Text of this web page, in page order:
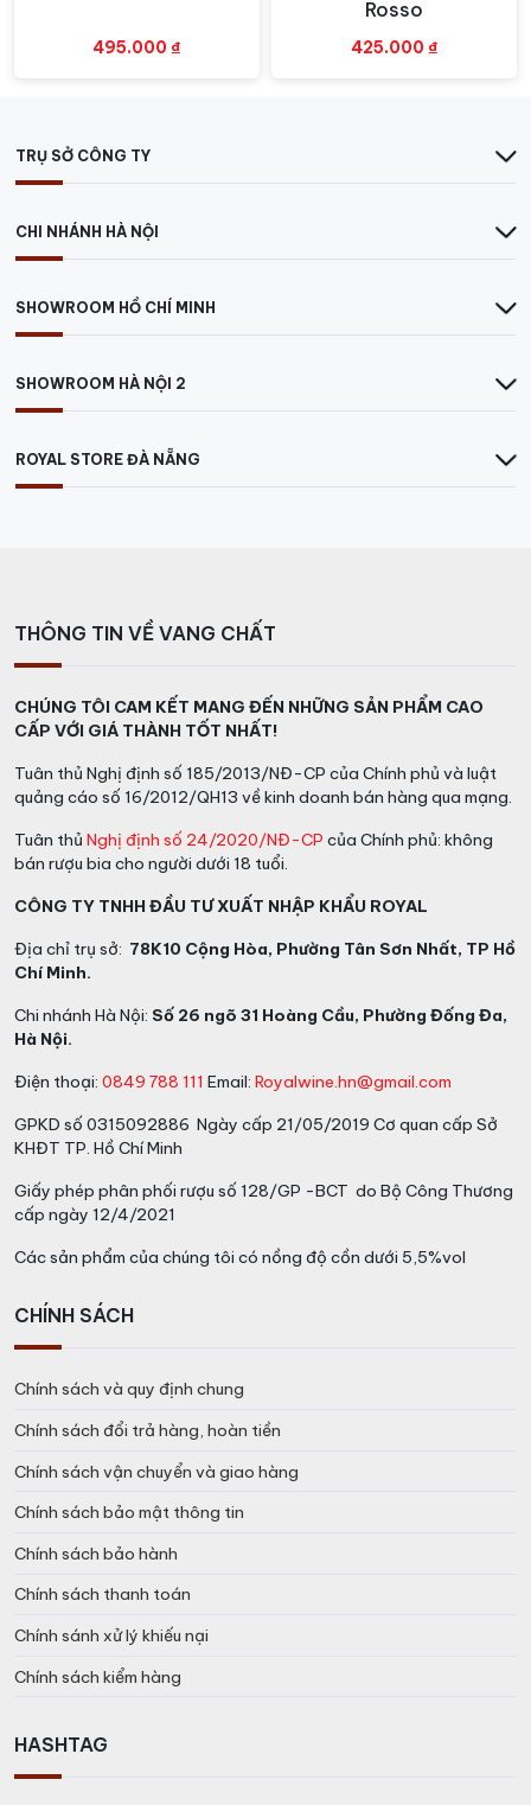
495.000 ₫
Rosso
425.000 ₫
TRỤ SỞ CÔNG TY
CHI NHÁNH HÀ NỘI
SHOWROOM HỒ CHÍ MINH
SHOWROOM HÀ NỘI 2
ROYAL STORE ĐÀ NẴNG
THÔNG TIN VỀ VANG CHẤT
CHÚNG TÔI CAM KẾT MANG ĐẾN NHỮNG SẢN PHẨM CAO
CẤP VỚI GIÁ THÀNH TỐT NHẤT!
Tuân thủ Nghị định số 185/2013/NĐ-CP của Chính phủ và luật
quảng cáo số 16/2012/QH13 về kinh doanh bán hàng qua mạng.
Tuân thủ Nghị định số 24/2020/NĐ-CP của Chính phủ: không
bán rượu bia cho người dưới 18 tuổi.
CÔNG TY TNHH ĐẦU TƯ XUẤT NHẬP KHẨU ROYAL
Địa chỉ trụ sở: 78K10 Cộng Hòa, Phường Tân Sơn Nhất, TP Hồ
Chí Minh.
Chi nhánh Hà Nội: Số 26 ngõ 31 Hoàng Cầu, Phường Đống Đa,
Hà Nội.
Điện thoại: 0849 788 111 Email: Royalwine.hn@gmail.com
GPKD số 0315092886 Ngày cấp 21/05/2019 Cơ quan cấp Sở
KHĐT TP. Hồ Chí Minh
Giấy phép phân phối rượu số 128/GP -BCT do Bộ Công Thương
cấp ngày 12/4/2021
Các sản phẩm của chúng tôi có nồng độ cồn dưới 5,5%vol
CHÍNH SÁCH
Chính sách và quy định chung
Chính sách đổi trả hàng, hoàn tiền
Chính sách vận chuyển và giao hàng
Chính sách bảo mật thông tin
Chính sách bảo hành
Chính sách thanh toán
Chính sánh xử lý khiếu nại
Chính sách kiểm hàng
HASHTAG